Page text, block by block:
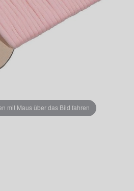
mit Maus über das Bild fahren